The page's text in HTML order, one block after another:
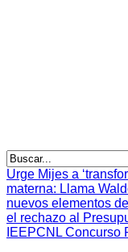
Urge Mijes a
materna: Llama
nuevos elementos
el rechazo al
IEEPCNL